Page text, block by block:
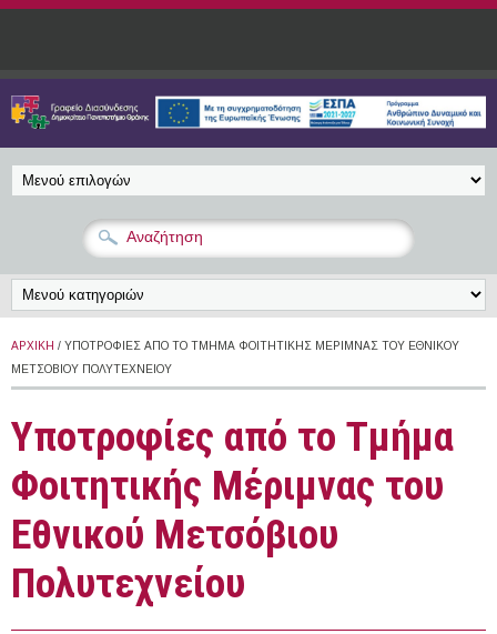
Παράκαμψη προς το κυρίως περιεχόμενο
ΑΡΧΙΚΉ / ΥΠΟΤΡΟΦΊΕΣ ΑΠΌ ΤΟ ΤΜΉΜΑ ΦΟΙΤΗΤΙΚΉΣ ΜΈΡΙΜΝΑΣ ΤΟΥ ΕΘΝΙΚΟΎ
ΜΕΤΣΌΒΙΟΥ ΠΟΛΥΤΕΧΝΕΊΟΥ
Υποτροφίες από το Τμήμα
Φοιτητικής Μέριμνας του
Εθνικού Μετσόβιου
Πολυτεχνείου